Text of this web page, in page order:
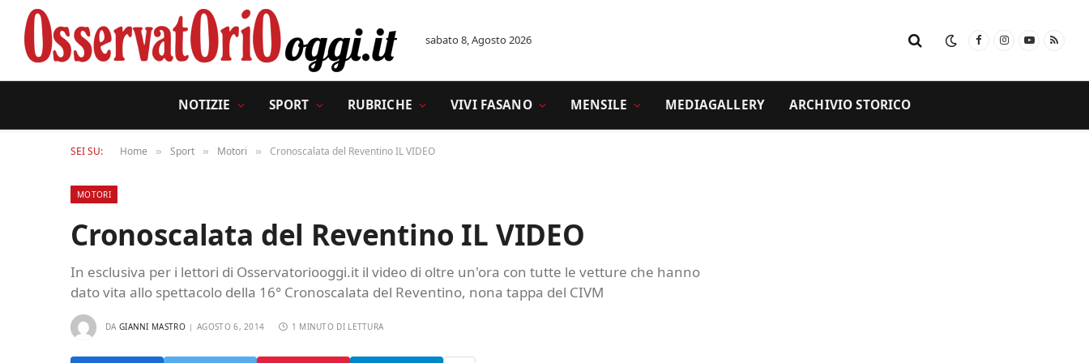
sabato 8, Agosto 2026 FacebookInstagram
YouTube
RSS
NOTIZIE SPORT RUBRICHE VIVI FASANO MENSILE MEDIAGALLERY ARCHIVIO STORICO
SEI SU: Home » Sport » Motori » Cronoscalata del Reventino IL VIDEO
MOTORI
Cronoscalata del Reventino IL VIDEO
In esclusiva per i lettori di Osservatoriooggi.it il video di oltre un'ora con tutte le vetture che hanno
dato vita allo spettacolo della 16° Cronoscalata del Reventino, nona tappa del CIVM
DA GIANNI MASTRO AGOSTO 6, 2014 1 MINUTO DI LETTURA